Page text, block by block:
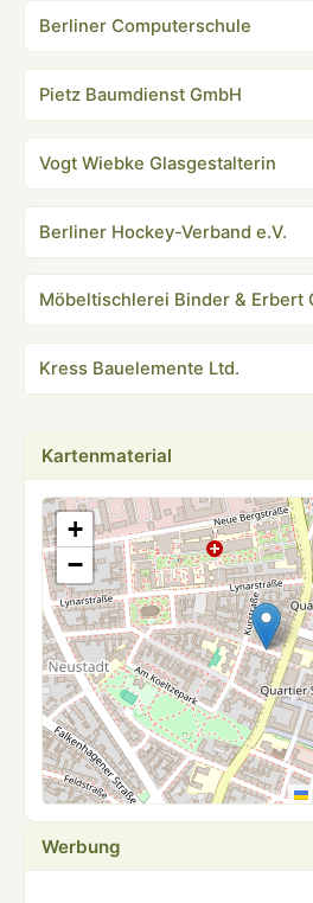
Berliner Computerschule
Pietz Baumdienst GmbH
Vogt Wiebke Glasgestalterin
Berliner Hockey-Verband e.V.
Möbeltischlerei Binder & Erbert
Kress Bauelemente Ltd.
Kartenmaterial
+
−
Werbung